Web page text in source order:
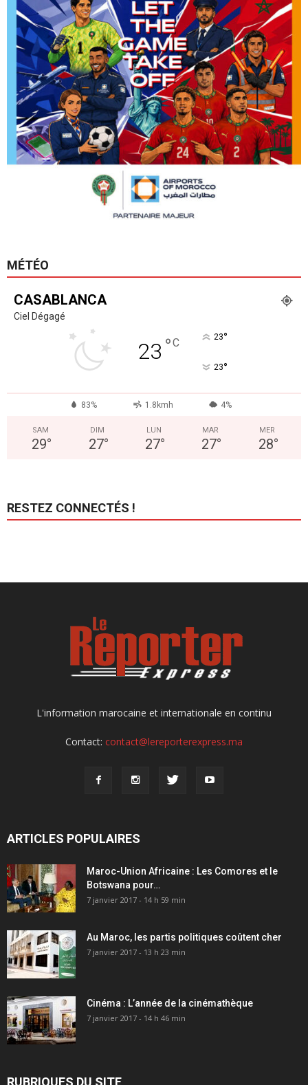
MÉTÉO
CASABLANCA
Ciel Dégagé
23 °C 23°
23°
83% 1.8kmh 4%
SAM
29°
DIM
27°
LUN
27°
MAR
27°
MER
28°
RESTEZ CONNECTÉS !
L'information marocaine et internationale en continu
Contact: contact@lereporterexpress.ma
ARTICLES POPULAIRES
Maroc-Union Africaine : Les Comores et le
Botswana pour…
7 janvier 2017 - 14 h 59 min
Au Maroc, les partis politiques coûtent cher
7 janvier 2017 - 13 h 23 min
Cinéma : L’année de la cinémathèque
7 janvier 2017 - 14 h 46 min
RUBRIQUES DU SITE